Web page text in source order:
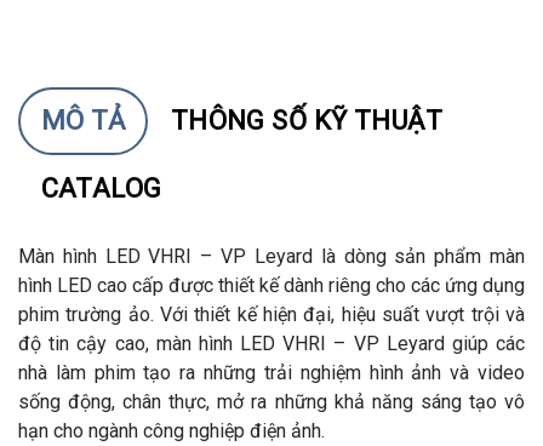
MÔ TẢ THÔNG SỐ KỸ THUẬT
CATALOG
Màn hình LED VHRI – VP Leyard là dòng sản phẩm màn
hình LED cao cấp được thiết kế dành riêng cho các ứng dụng
phim trường ảo. Với thiết kế hiện đại, hiệu suất vượt trội và
độ tin cậy cao, màn hình LED VHRI – VP Leyard giúp các
nhà làm phim tạo ra những trải nghiệm hình ảnh và video
sống động, chân thực, mở ra những khả năng sáng tạo vô
hạn cho ngành công nghiệp điện ảnh.